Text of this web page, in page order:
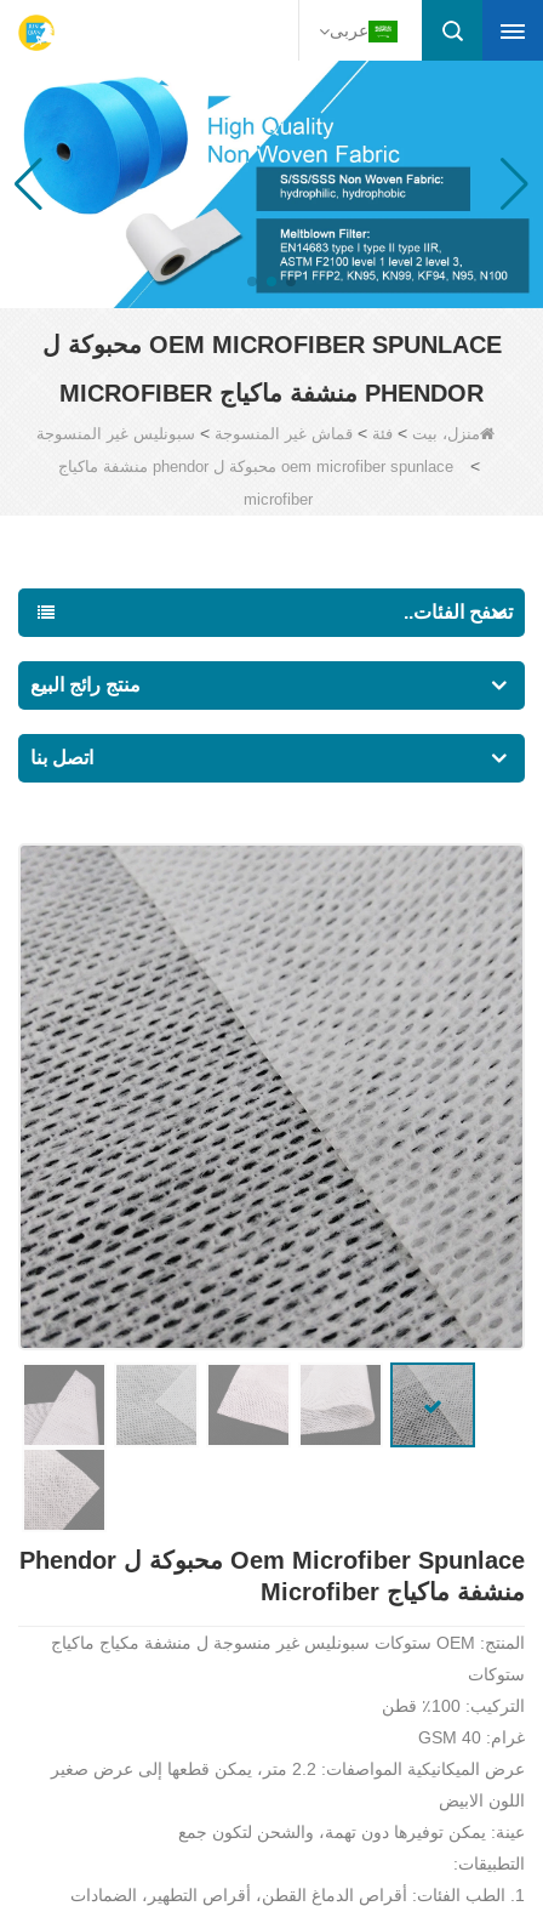
عربى
OEM MICROFIBER SPUNLACE محبوكة ل
PHENDOR منشفة ماكياج MICROFIBER
منزل، بيت > فئة > قماش غير المنسوجة > سبونليس غير المنسوجة
>
oem microfiber spunlace محبوكة ل phendor منشفة ماكياج
microfiber
تصفح الفئات..
منتج رائج البيع
اتصل بنا
Oem Microfiber Spunlace محبوكة ل Phendor
منشفة ماكياج Microfiber
المنتج: OEM ستوكات سبونليس غير منسوجة ل منشفة مكياج ماكياج
ستوكات
التركيب: 100٪ قطن
غرام: 40 GSM
عرض الميكانيكية المواصفات: 2.2 متر، يمكن قطعها إلى عرض صغير
اللون الابيض
عينة: يمكن توفيرها دون تهمة، والشحن لتكون جمع
التطبيقات:
1. الطب الفئات: أقراص الدماغ القطن، أقراص التطهير، الضمادات